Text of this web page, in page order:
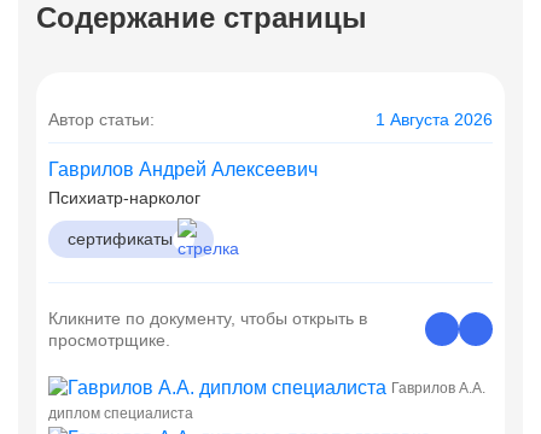
Содержание страницы
Автор статьи: 1 Августа 2026
Гаврилов Андрей Алексеевич
Психиатр-нарколог
сертификаты
Кликните по документу, чтобы открыть в
просмотрщике.
Гаврилов А.А.
диплом специалиста